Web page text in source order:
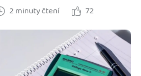
2 minuty čtení 72